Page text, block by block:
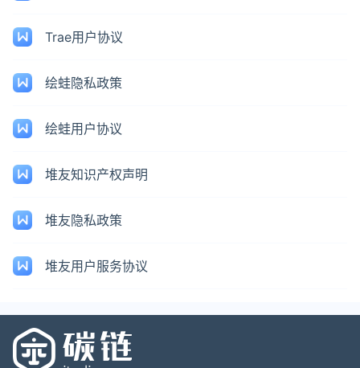
Trae用户协议
绘蛙隐私政策
绘蛙用户协议
堆友知识产权声明
堆友隐私政策
堆友用户服务协议